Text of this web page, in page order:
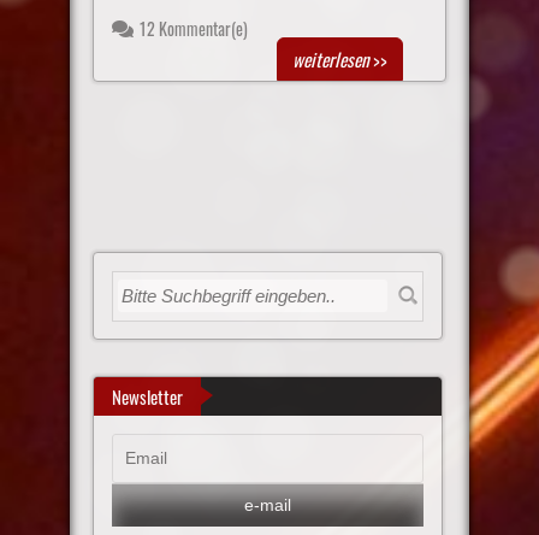
12 Kommentar(e)
weiterlesen>>
Newsletter